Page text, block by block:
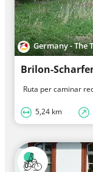
Germany - The
Brilon-
Ruta per caminar
5,24 km